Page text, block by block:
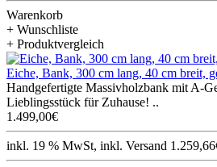
Warenkorb
+ Wunschliste
+ Produktvergleich
Eiche, Bank, 300 cm lang, 40 cm breit,
Handgefertigte Massivholzbank mit A-
Lieblingsstück für Zuhause! ..
1.499,00€
inkl. 19 % MwSt, inkl. Versand